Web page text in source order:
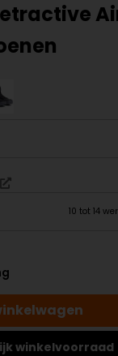
10 tot 14
winkelvoorraad